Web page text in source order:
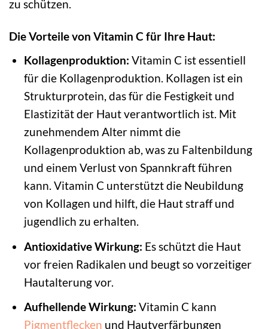
zu schützen.
Die Vorteile von Vitamin C für Ihre Haut:
Kollagenproduktion: Vitamin C ist essentiell
für die Kollagenproduktion. Kollagen ist ein
Strukturprotein, das für die Festigkeit und
Elastizität der Haut verantwortlich ist. Mit
zunehmendem Alter nimmt die
Kollagenproduktion ab, was zu Faltenbildung
und einem Verlust von Spannkraft führen
kann. Vitamin C unterstützt die Neubildung
von Kollagen und hilft, die Haut straff und
jugendlich zu erhalten.
Antioxidative Wirkung: Es schützt die Haut
vor freien Radikalen und beugt so vorzeitiger
Hautalterung vor.
Aufhellende Wirkung: Vitamin C kann
Pigmentflecken und Hautverfärbungen